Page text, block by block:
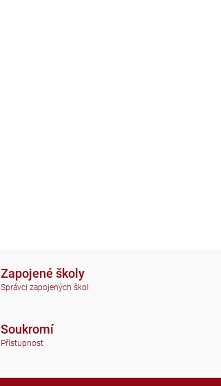
Zapojené školy
Správci zapojených škol
Soukromí
Přístupnost